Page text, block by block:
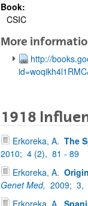
Book:
CSIC
More
http://
1918
Erkoreka, A. The
2010; 4 (2), 81 - 89
Erkoreka, A.
Genet Med, 2009; 3,
Erkoreka, A.